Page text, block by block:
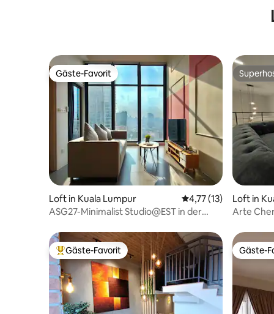
Gäste-Favorit
Gäste-Favorit
Loft in Kuala Lumpur Durchschnittliche
4,77 (13)
ASG27-Minimalist Studio@EST in der
Loft in
Arte
Beliebter Gäste-Favorit.
Gäste-Favorit Gäste-
Gäste-